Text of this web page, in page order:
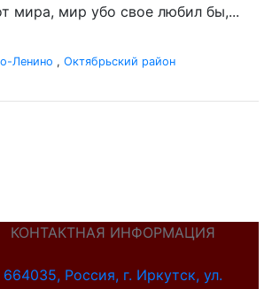
мира, мир убо свое любил бы,...
Ленино , Октябрьский район
КОНТАКТНАЯ ИНФОРМАЦИЯ
664035, Россия, г. Иркутск, ул.